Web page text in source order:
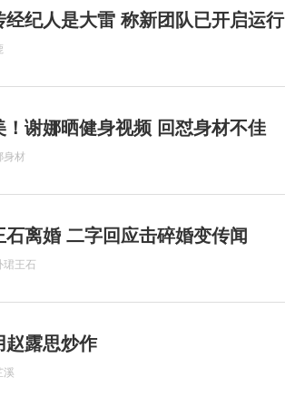
经纪人是大雷 称新团队已开启运行
！谢娜晒健身视频 回怼身材不佳
身材
石离婚 二字回应击碎婚变传闻
珺王石
赵露思炒作
溪